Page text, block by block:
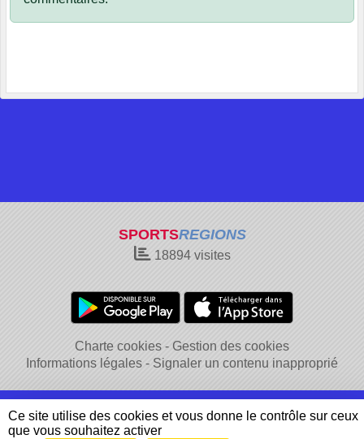
SPORTSREGIONS
18894visites
Charte cookies
Gestion des cookies
Informations légales
Signaler un contenu inapproprié
Ce site utilise des cookies et vous donne le contrôle sur ceux
que vous souhaitez activer